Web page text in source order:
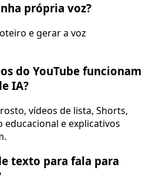
própria voz?
e gerar a voz
do YouTube funcionam
IA?
vídeos de lista, Shorts,
e explicativos
texto para fala para